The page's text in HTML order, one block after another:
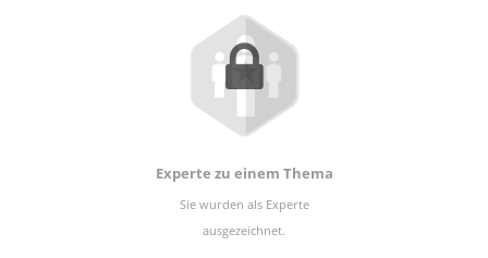
Experte zu einem Thema
Sie wurden als Experte
ausgezeichnet.